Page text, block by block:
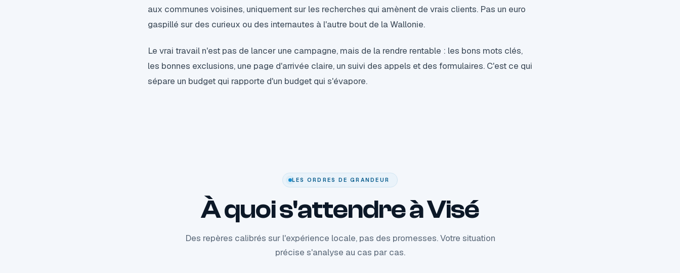
aux communes voisines, uniquement sur les recherches qui amènent de vrais clients. Pas un euro
gaspillé sur des curieux ou des internautes à l'autre bout de la Wallonie.
Le vrai travail n'est pas de lancer une campagne, mais de la rendre rentable : les bons mots clés,
les bonnes exclusions, une page d'arrivée claire, un suivi des appels et des formulaires. C'est ce qui
sépare un budget qui rapporte d'un budget qui s'évapore.
LES ORDRES DE GRANDEUR
À quoi s'attendre à Visé
Des repères calibrés sur l'expérience locale, pas des promesses. Votre situation
précise s'analyse au cas par cas.